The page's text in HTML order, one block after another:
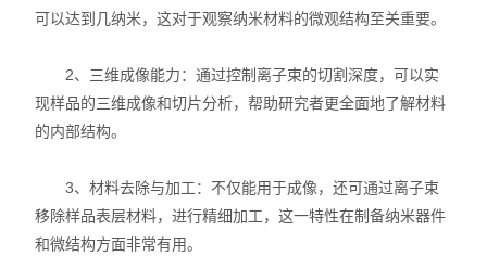
可以达到几纳米，这对于观察纳米材料的微观结构至关重要。
2、三维成像能力：通过控制离子束的切割深度，可以实
现样品的三维成像和切片分析，帮助研究者更全面地了解材料
的内部结构。
3、材料去除与加工：不仅能用于成像，还可通过离子束
移除样品表层材料，进行精细加工，这一特性在制备纳米器件
和微结构方面非常有用。